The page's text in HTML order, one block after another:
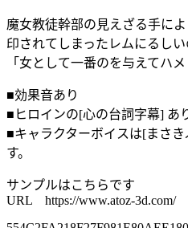
魔女教徒幹部の見えざる手に
印されてしまったレムにるしい
「女として一番のを与えてハメ
■効果音あり
■ヒロインの[心の台詞字幕] あ
■キャラクターボイスは[まさ
す。
サンプルはこちらです
URL https://www.atoz-3d.com/